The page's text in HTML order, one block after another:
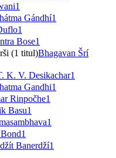
1
Gándhí1
1
Bose1
(1 titul)Bhagavan Šrí
K. V. Desikachar1
Gandhi1
Rinpočhe1
Basu1
1
1
Banerdží1